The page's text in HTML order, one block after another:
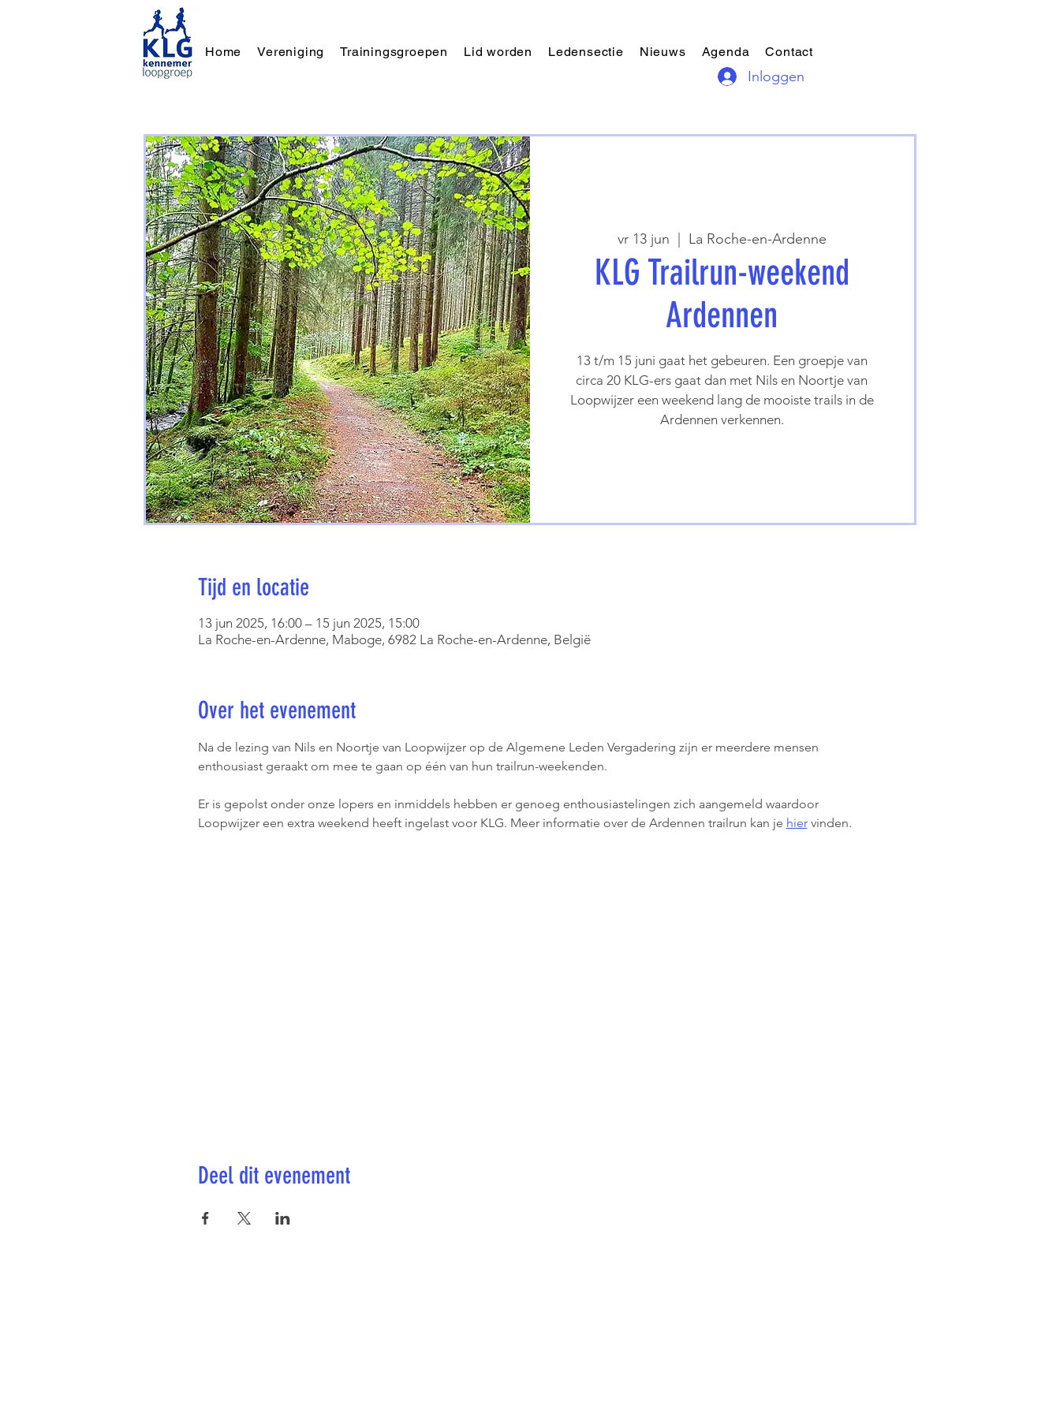
Home Vereniging Trainingsgroepen Lid worden Ledensectie Nieuws Agenda Contact
Inloggen
vr 13 jun
  |
La Roche-en-Ardenne
KLG Trailrun-weekend
Ardennen
13 t/m 15 juni gaat het gebeuren. Een groepje van
circa 20 KLG-ers gaat dan met Nils en Noortje van
Loopwijzer een weekend lang de mooiste trails in de
Ardennen verkennen.
Tijd en locatie
13 jun 2025, 16:00 – 15 jun 2025, 15:00
La Roche-en-Ardenne, Maboge, 6982 La Roche-en-Ardenne, België
Over het evenement
Na de lezing van Nils en Noortje van Loopwijzer op de Algemene Leden Vergadering zijn er meerdere mensen
enthousiast geraakt om mee te gaan op één van hun trailrun-weekenden.
Er is gepolst onder onze lopers en inmiddels hebben er genoeg enthousiastelingen zich aangemeld waardoor
Loopwijzer een extra weekend heeft ingelast voor KLG. Meer informatie over de Ardennen trailrun kan je hier vinden.
Deel dit evenement